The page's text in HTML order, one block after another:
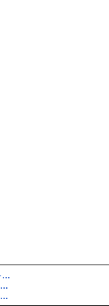
김지민 김준호 2세 임신소식 전와이프 김은영과 자녀는?
신한카드 퀴즈팡팡 8월 9일 정답('트래블 Discover-Day! 준비부터 설레는 여행 필수 아이템 특가전'에서 판매되는 특가 상품이 아닌 것은?)
홍콩 피크트램 할인 예약 시간 가격 타는곳 야경 자리 꿀팁